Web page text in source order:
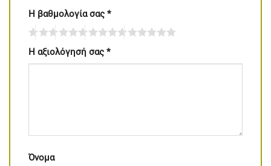
Η βαθμολογία σας *
Η αξιολόγησή σας *
Όνομα